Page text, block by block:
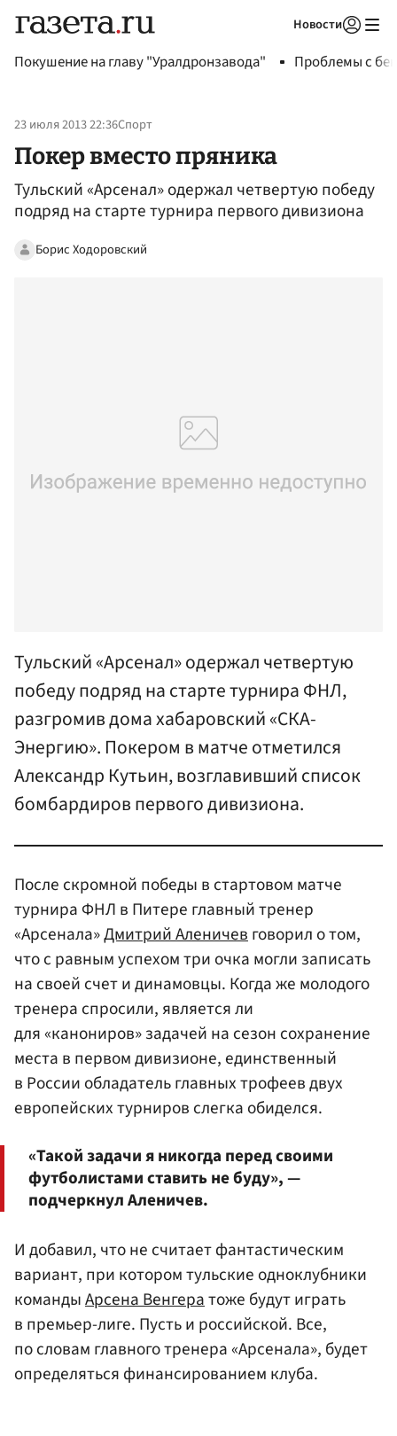
Новости
Покушение на главу "Уралдронзавода" Проблемы с
23 июля 2013 22:36Спорт
Покер вместо пряника
Тульский «Арсенал» одержал четвертую победу
подряд на старте турнира первого дивизиона
Борис Ходоровский
Тульский «Арсенал» одержал четвертую
победу подряд на старте турнира ФНЛ,
разгромив дома хабаровский «СКА-
Энергию». Покером в матче отметился
Александр Кутьин, возглавивший список
бомбардиров первого дивизиона.
После скромной победы в стартовом матче
турнира ФНЛ в Питере главный тренер
«Арсенала»Дмитрий Аленичев говорил о том,
что с равным успехом три очка могли записать
на своей счет и динамовцы. Когда же молодого
тренера спросили, является ли
для «канониров» задачей на сезон сохранение
места в первом дивизионе, единственный
в России обладатель главных трофеев двух
европейских турниров слегка обиделся.
«Такой задачи я никогда перед своими
футболистами ставить не буду», —
подчеркнул Аленичев.
И добавил, что не считает фантастическим
вариант, при котором тульские одноклубники
командыАрсена Венгератоже будут играть
в премьер-лиге. Пусть и российской. Все,
по словам главного тренера «Арсенала», будет
определяться финансированием клуба.